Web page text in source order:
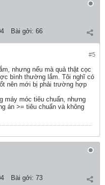
Bài gởi: 66
#5
nhưng nếu mà quả thật cọc
bình thường lắm. Tôi nghĩ có
nên mới bị phải trường hợp
máy móc tiêu chuẩn, nhưng
án >= tiêu chuẩn và không
Bài gởi: 73